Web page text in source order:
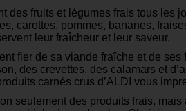
des fruits et légumes frais tous
carottes, pommes, bananes,
leur fraîcheur et leur saveur.
fier de sa viande fraîche et de
des crevettes, des calamars et
carnés crus d’ALDI vous
seulement des produits frais,